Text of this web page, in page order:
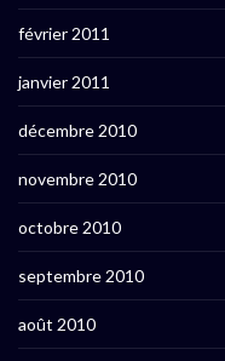
février 2011
janvier 2011
décembre 2010
novembre 2010
octobre 2010
septembre 2010
août 2010